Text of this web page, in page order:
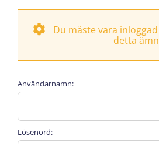
Du måste vara
detta
Användarnamn:
Lösenord: